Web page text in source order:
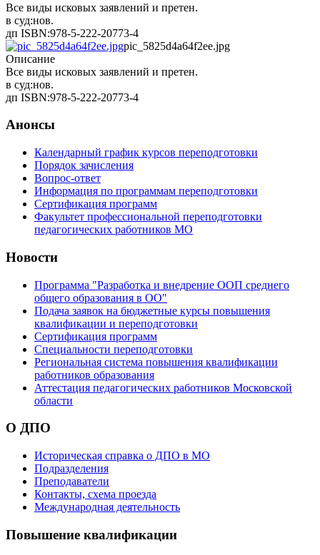
Все виды исковых заявлений и претен.
в суд:нов.
дп ISBN:978-5-222-20773-4
pic_5825d4a64f2ee.jpg
Описание
Все виды исковых заявлений и претен.
в суд:нов.
дп ISBN:978-5-222-20773-4
Анонсы
Календарный график курсов переподготовки
Порядок зачисления
Вопрос-ответ
Информация по программам переподготовки
Сертификация программ
Факультет профессиональной переподготовки
педагогических работников МО
Новости
Программа "Разработка и внедрение ООП среднего
общего образования в ОО"
Подача заявок на бюджетные курсы повышения
квалификации и переподготовки
Сертификация программ
Специальности переподготовки
Региональная система повышения квалификации
работников образования
Аттестация педагогических работников Московской
области
О ДПО
Историческая справка о ДПО в МО
Подразделения
Преподаватели
Контакты, схема проезда
Международная деятельность
Повышение квалификации